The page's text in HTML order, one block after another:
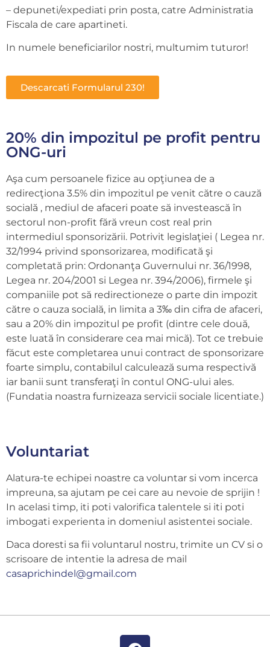
– depuneti/expediati prin posta, catre Administratia
Fiscala de care apartineti.
In numele beneficiarilor nostri, multumim tuturor!
Descarcati Formularul 230!
20% din impozitul pe profit pentru
ONG-uri
Aşa cum persoanele fizice au opţiunea de a
redirecţiona 3.5% din impozitul pe venit către o cauză
socială , mediul de afaceri poate să investească în
sectorul non-profit fără vreun cost real prin
intermediul sponsorizării. Potrivit legislaţiei ( Legea nr.
32/1994 privind sponsorizarea, modificată şi
completată prin: Ordonanţa Guvernului nr. 36/1998,
Legea nr. 204/2001 si Legea nr. 394/2006), firmele şi
companiile pot să redirectioneze o parte din impozit
către o cauza socială, in limita a 3‰ din cifra de afaceri,
sau a 20% din impozitul pe profit (dintre cele două,
este luată în considerare cea mai mică). Tot ce trebuie
făcut este completarea unui contract de sponsorizare
foarte simplu, contabilul calculează suma respectivă
iar banii sunt transferaţi în contul ONG-ului ales.
(Fundatia noastra furnizeaza servicii sociale licentiate.)
Voluntariat
Alatura-te echipei noastre ca voluntar si vom incerca
impreuna, sa ajutam pe cei care au nevoie de sprijin !
In acelasi timp, iti poti valorifica talentele si iti poti
imbogati experienta in domeniul asistentei sociale.
Daca doresti sa fii voluntarul nostru, trimite un CV si o
scrisoare de intentie la adresa de mail
casaprichindel@gmail.com